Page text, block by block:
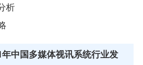
析
中国多媒体视讯系统行业发